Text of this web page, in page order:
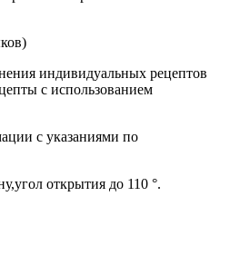
индивидуальных рецептов
с использованием
с указаниями по
открытия до 110 °.